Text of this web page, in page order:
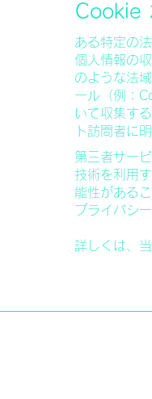
Cookie
ある特定の
個人情報の
のような法
ール（例：
いて収集す
ト訪問者に
第三者サー
技術を利用
能性がある
プライバシ
詳しくは、